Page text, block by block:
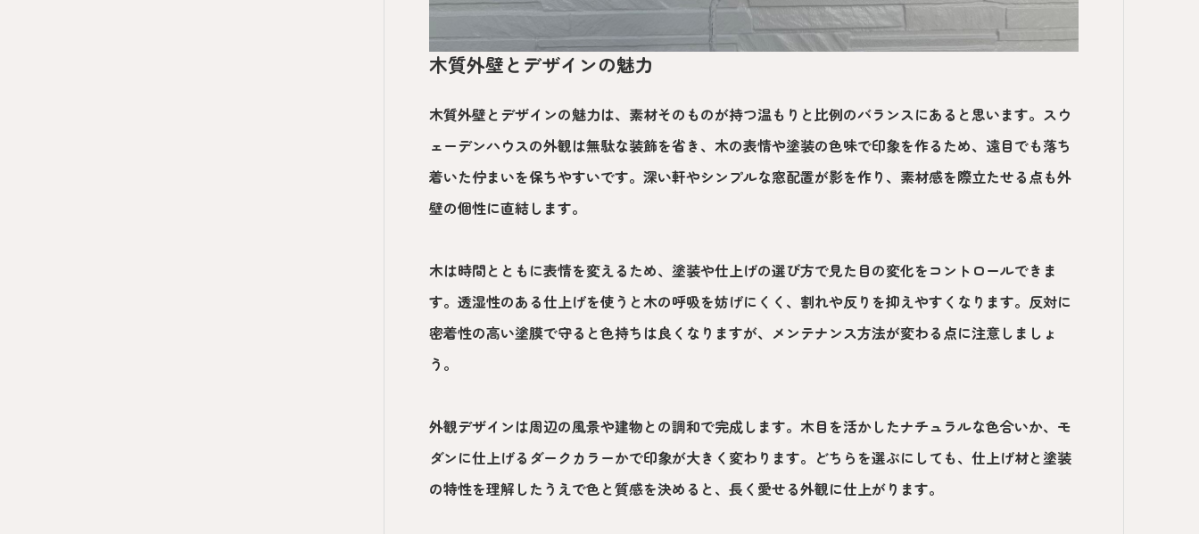
木質外壁とデザインの魅力
木質外壁とデザインの魅力は、素材そのものが持つ温もりと比例のバランスにあると思います。スウ
ェーデンハウスの外観は無駄な装飾を省き、木の表情や塗装の色味で印象を作るため、遠目でも落ち
着いた佇まいを保ちやすいです。深い軒やシンプルな窓配置が影を作り、素材感を際立たせる点も外
壁の個性に直結します。
木は時間とともに表情を変えるため、塗装や仕上げの選び方で見た目の変化をコントロールできま
す。透湿性のある仕上げを使うと木の呼吸を妨げにくく、割れや反りを抑えやすくなります。反対に
密着性の高い塗膜で守ると色持ちは良くなりますが、メンテナンス方法が変わる点に注意しましょ
う。
外観デザインは周辺の風景や建物との調和で完成します。木目を活かしたナチュラルな色合いか、モ
ダンに仕上げるダークカラーかで印象が大きく変わります。どちらを選ぶにしても、仕上げ材と塗装
の特性を理解したうえで色と質感を決めると、長く愛せる外観に仕上がります。